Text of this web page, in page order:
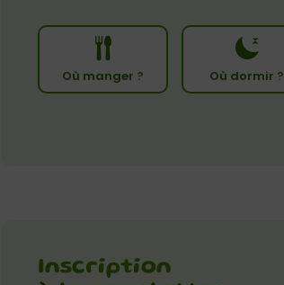
Où manger ? Où dormir ?
Inscription